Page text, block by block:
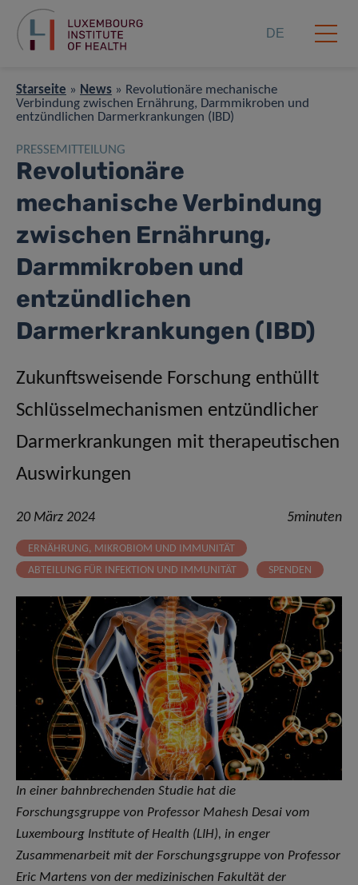
DE
Starseite » News » Revolutionäre mechanische
Verbindung zwischen Ernährung, Darmmikroben und
entzündlichen Darmerkrankungen (IBD)
PRESSEMITTEILUNG
Revolutionäre
mechanische Verbindung
zwischen Ernährung,
Darmmikroben und
entzündlichen
Darmerkrankungen (IBD)
Zukunftsweisende Forschung enthüllt
Schlüsselmechanismen entzündlicher
Darmerkrankungen mit therapeutischen
Auswirkungen
20 März 2024 5minuten
ERNÄHRUNG, MIKROBIOM UND IMMUNITÄT
ABTEILUNG FÜR INFEKTION UND IMMUNITÄT
SPENDEN
In einer bahnbrechenden Studie hat die
Forschungsgruppe von Professor Mahesh Desai vom
Luxembourg Institute of Health (LIH), in enger
Zusammenarbeit mit der Forschungsgruppe von Professor
Eric Martens von der medizinischen Fakultät der